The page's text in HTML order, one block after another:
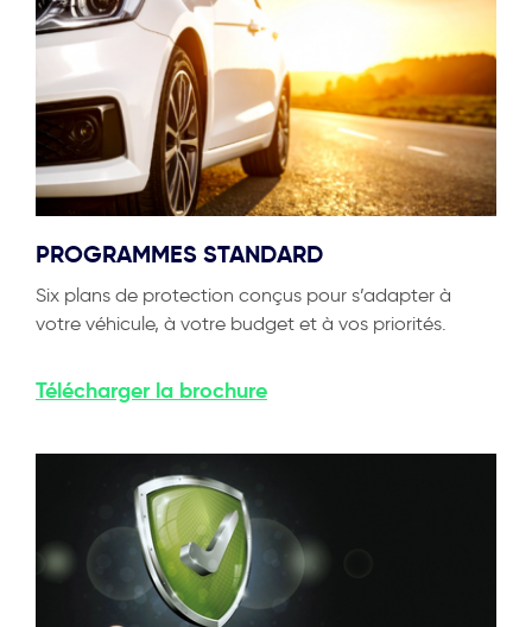
PROGRAMMES STANDARD
Six plans de protection conçus pour s’adapter à
votre véhicule, à votre budget et à vos priorités.
Télécharger la brochure